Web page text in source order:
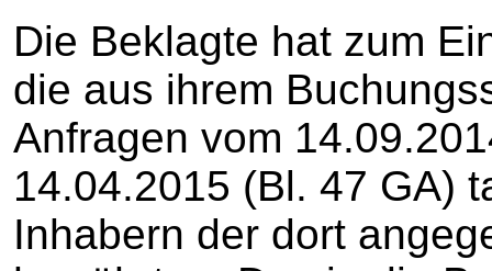
Die Beklagte hat zum
die aus ihrem
Anfragen vom
14.04.2015 (Bl. 47 GA)
Inhabern der dort